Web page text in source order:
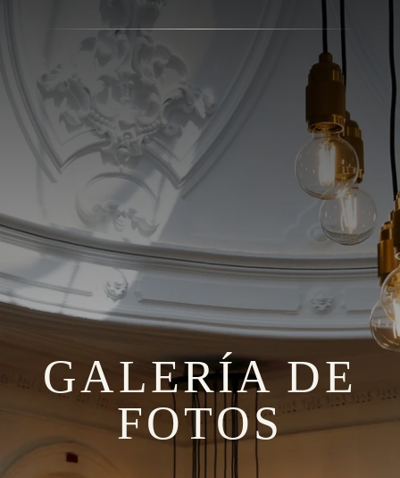
GALERÍA DE
FOTOS